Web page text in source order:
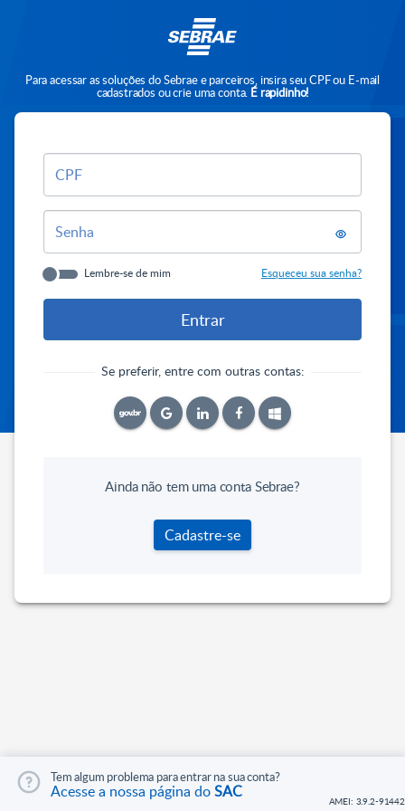
Para acessar as soluções do Sebrae e parceiros, insira seu CPF ou E-mail
cadastrados ou crie uma conta. É rapidinho!
CPF
Senha
Lembre-se de mim Esqueceu sua senha?
Se preferir, entre com outras contas:
Tem algum problema para entrar na sua conta?
Acesse a nossa página doSAC
Ainda não tem uma conta Sebrae?
Cadastre-se
AMEI: 3.9.2-91442